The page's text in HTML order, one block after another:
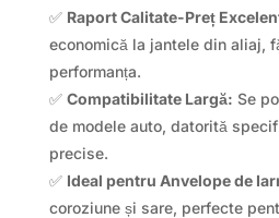
✅ Raport Calitate-Preț
economică la jantele din aliaj,
performanța.
✅ Compatibilitate Largă: Se
de modele auto, datorită
precise.
✅ Ideal pentru Anvelope de
coroziune și sare, perfecte